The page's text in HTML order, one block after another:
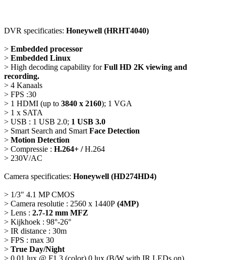
DVR specificaties: Honeywell (HRHT4040)
> Embedded processor
> Embedded Linux
> High decoding capability forFull HD 2K viewing and
recording.
> 4 Kanaals
> FPS :30
> 1 HDMI (up to 3840 x 2160); 1 VGA
> 1 x SATA
> USB : 1 USB 2.0; 1 USB 3.0
> Smart Search and Smart Face Detection
> Motion Detection
> Compressie : H.264+ /H.264
> 230V/AC
Camera specificaties: Honeywell (HD274HD4)
> 1/3" 4.1 MP CMOS
> Camera resolutie : 2560 x 1440P (4MP)
> Lens : 2.7-12 mm MFZ
> Kijkhoek : 98°-26°
> IR distance : 30m
> FPS : max 30
> True Day/Night
> 0.01 lux @ F1.3 (color) 0 lux (B/W with IR LEDs on)